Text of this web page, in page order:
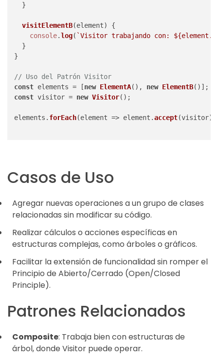
  }
visitElementB(element) {
console.log( `Visitor trabajando con:
  }
}
// Uso del Patrón Visitor
const elements = [new ElementA(), new ElementB
const visitor = new Visitor();
elements. forEach(element => element.accept
Casos de Uso
Agregar nuevas operaciones a un grupo de clases
relacionadas sin modificar su código.
Realizar cálculos o acciones específicas en
estructuras complejas, como árboles o gráficos.
Facilitar la extensión de funcionalidad sin romper el
Principio de Abierto/Cerrado (Open/Closed
Principle).
Patrones Relacionados
Composite: Trabaja bien con estructuras de
árbol, donde Visitor puede operar.